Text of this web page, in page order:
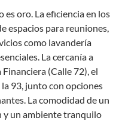
es oro. La eficiencia en los
espacios para reuniones,
como lavandería
La cercanía a
(Calle 72), el
93, junto con opciones
La comodidad de un
y un ambiente tranquilo